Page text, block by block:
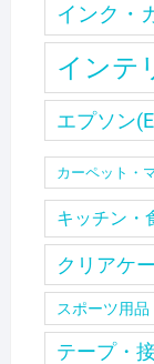
インク・
インテ
エプソン
カーペット・
キッチン・
クリアケ
スポーツ用
テープ・